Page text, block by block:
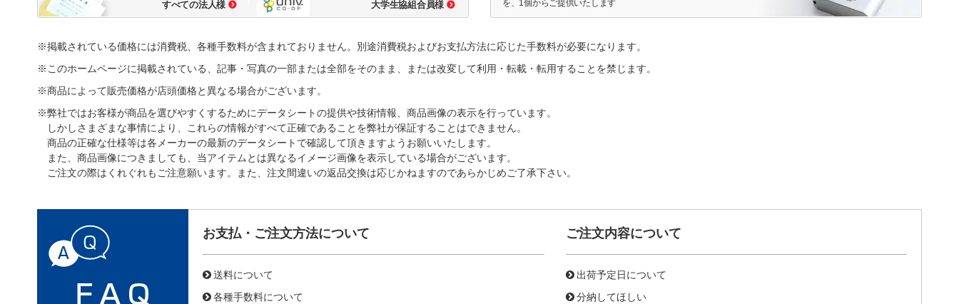
すべての法人様 大学生協組合員様
を、1個からご提供いたします
※掲載されている価格には消費税、各種手数料が含まれておりません。別途消費税およびお支払方法に応じた手数料が必要になります。
※このホームページに掲載されている、記事・写真の一部または全部をそのまま、または改変して利用・転載・転用することを禁じます。
※商品によって販売価格が店頭価格と異なる場合がございます。
※弊社ではお客様が商品を選びやすくするためにデータシートの提供や技術情報、商品画像の表示を行っています。
しかしさまざまな事情により、これらの情報がすべて正確であることを弊社が保証することはできません。
商品の正確な仕様等は各メーカーの最新のデータシートで確認して頂きますようお願いいたします。
また、商品画像につきましても、当アイテムとは異なるイメージ画像を表示している場合がございます。
ご注文の際はくれぐれもご注意願います。また、注文間違いの返品交換は応じかねますのであらかじめご了承下さい。
お支払・ご注文方法について
送料について
各種手数料について
ご注文内容について
出荷予定日について
分納してほしい